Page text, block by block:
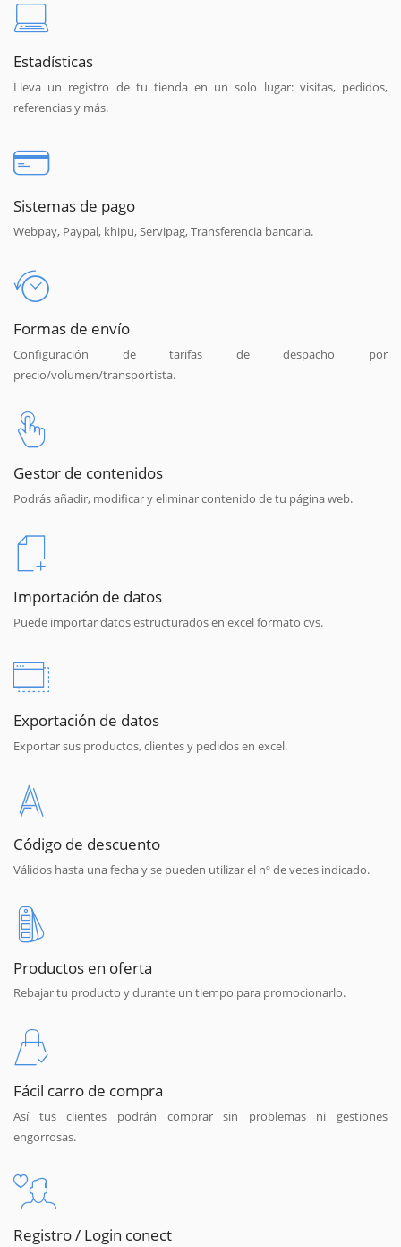
Estadísticas
Lleva un registro de tu tienda en un solo lugar: visitas, pedidos,
referencias y más.
Sistemas de pago
Webpay, Paypal, khipu, Servipag, Transferencia bancaria.
Formas de envío
Configuración de tarifas de despacho por
precio/volumen/transportista.
Gestor de contenidos
Podrás añadir, modificar y eliminar contenido de tu página web.
Importación de datos
Puede importar datos estructurados en excel formato cvs.
Exportación de datos
Exportar sus productos, clientes y pedidos en excel.
Código de descuento
Válidos hasta una fecha y se pueden utilizar el nº de veces indicado.
Productos en oferta
Rebajar tu producto y durante un tiempo para promocionarlo.
Fácil carro de compra
Así tus clientes podrán comprar sin problemas ni gestiones
engorrosas.
Registro / Login conect